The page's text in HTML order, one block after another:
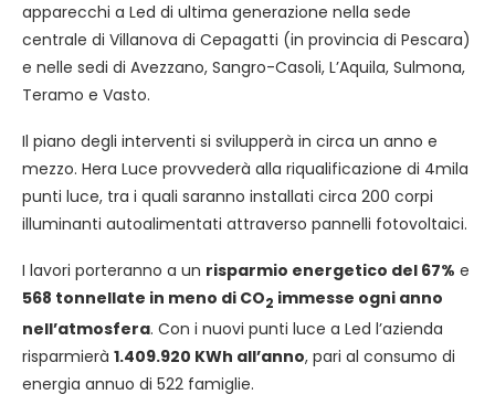
apparecchi a Led di ultima generazione nella sede
centrale di Villanova di Cepagatti (in provincia di Pescara)
e nelle sedi di Avezzano, Sangro-Casoli, L’Aquila, Sulmona,
Teramo e Vasto.
Il piano degli interventi si svilupperà in circa un anno e
mezzo. Hera Luce provvederà alla riqualificazione di 4mila
punti luce, tra i quali saranno installati circa 200 corpi
illuminanti autoalimentati attraverso pannelli fotovoltaici.
I lavori porteranno a un risparmio energetico del 67% e
568 tonnellate in meno di CO2 immesse ogni anno
nell’atmosfera. Con i nuovi punti luce a Led l’azienda
risparmierà 1.409.920 KWh all’anno, pari al consumo di
energia annuo di 522 famiglie.